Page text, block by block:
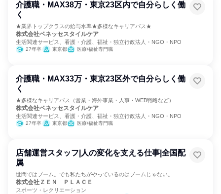
介護職・MAX38万・東京23区内で自分らしく働
く
★業界トップクラスの給与水準★多様なキャリアパス★
株式会社ベネッセスタイルケア
生活関連サービス、看護・介護、福祉・独立行政法人・NGO・NPO
27年卒 東京都 医療/福祉専門職
介護職・MAX33万・東京23区外で自分らしく働
く
★多様なキャリアパス（営業・海外事業・人事・WEB戦略など）
株式会社ベネッセスタイルケア
生活関連サービス、看護・介護、福祉・独立行政法人・NGO・NPO
27年卒 東京都 医療/福祉専門職
店舗運営スタッフ|人の変化を支える仕事|全国配
属
世間ではブーム。でも私たちがやっているのはブームじゃない。
株式会社ＺＥＮ ＰＬＡＣＥ
スポーツ・レクリエーション